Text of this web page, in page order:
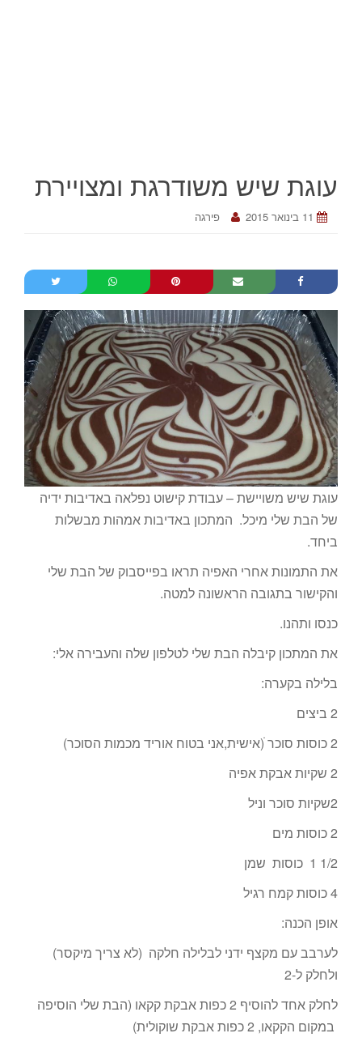
עוגת שיש משודרגת ומצויירת
11 בינואר 2015 פירגה
עוגת שיש משויישת – עבודת קישוט נפלאה באדיבות ידיה
של הבת שלי מיכל. המתכון באדיבות אמהות מבשלות
ביחד.
את התמונות אחרי האפיה תראו בפייסבוק של הבת שלי
והקישור בתגובה הראשונה למטה.
כנסו ותהנו.
את המתכון קיבלה הבת שלי לטלפון שלה והעבירה אלי:
בלילה בקערה:
2 ביצים
2 כוסות סוכר ׁׁ(אישית,אני בטוח אוריד מכמות הסוכר)
2 שקיות אבקת אפיה
2שקיות סוכר וניל
2 כוסות מים
1/2 1 כוסות שמן
4 כוסות קמח רגיל
אופן הכנה:
לערבב עם מקצף ידני לבלילה חלקה (לא צריך מיקסר)
ולחלק ל-2
לחלק אחד להוסיף 2 כפות אבקת קקאו (הבת שלי הוסיפה
במקום הקקאו, 2 כפות אבקת שוקולית)